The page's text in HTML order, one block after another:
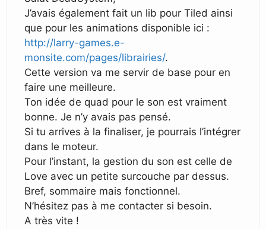
J’avais également fait un lib pour Tiled ainsi
que pour les animations disponible ici :
http://larry-games.e-
monsite.com/pages/librairies/.
Cette version va me servir de base pour en
faire une meilleure.
Ton idée de quad pour le son est vraiment
bonne. Je n’y avais pas pensé.
Si tu arrives à la finaliser, je pourrais l’intégrer
dans le moteur.
Pour l’instant, la gestion du son est celle de
Love avec un petite surcouche par dessus.
Bref, sommaire mais fonctionnel.
N’hésitez pas à me contacter si besoin.
A très vite !